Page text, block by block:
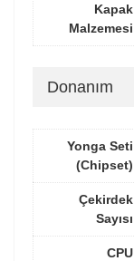
Kapak
Malzemesi
Donanım
Yonga Seti
(Chipset)
Çekirdek
Sayısı
CPU